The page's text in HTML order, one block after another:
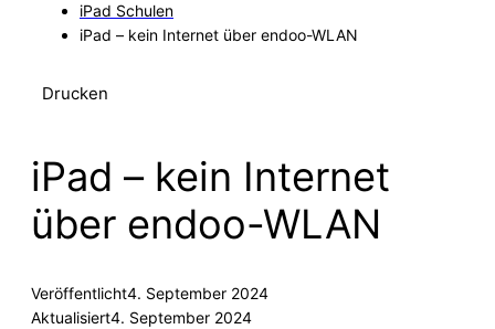
iPad Schulen
iPad – kein Internet über endoo-WLAN
Drucken
iPad – kein Internet
über endoo-WLAN
Veröffentlicht4. September 2024
Aktualisiert4. September 2024